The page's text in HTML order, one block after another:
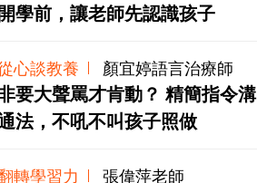
學前，讓老師先認識孩子
心談教養 顏宜婷語言治療師
要大聲罵才肯動？ 精簡指令溝
法，不吼不叫孩子照做
轉學習力 張偉萍老師